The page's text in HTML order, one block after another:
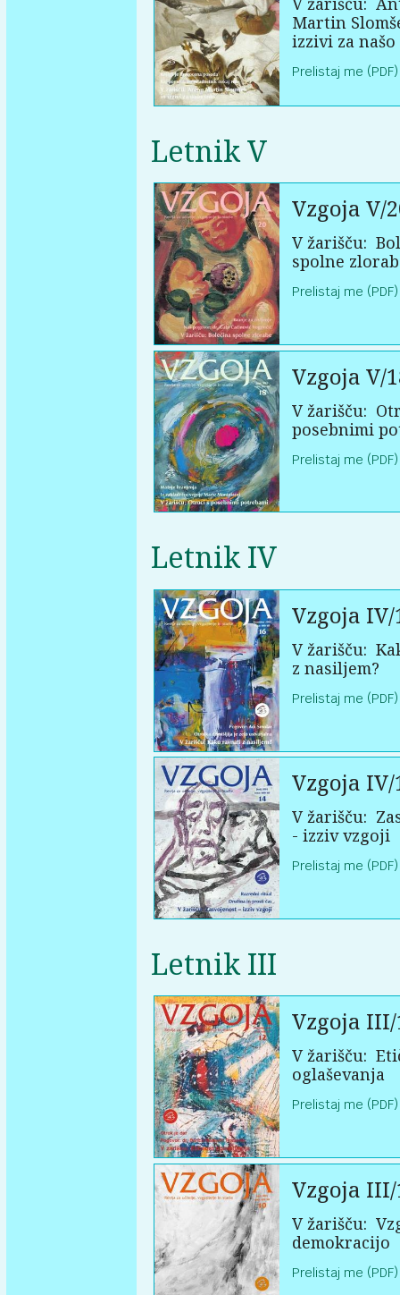
Martin
izzivi za našo
Prelistaj me (PDF)
Letnik V
Vzgoja V/
V žarišču:
spolne
Prelistaj me (PDF)
Vzgoja V/
V žarišču:
posebnimi
Prelistaj me (PDF)
Letnik IV
Vzgoja IV/
V žarišču:
z nasiljem?
Prelistaj me (PDF)
Vzgoja IV/
V žarišču:
- izziv vzgoji
Prelistaj me (PDF)
Letnik III
Vzgoja III/
V žarišču:
oglaševanja
Prelistaj me (PDF)
Vzgoja III/
V žarišču:
demokracijo
Prelistaj me (PDF)